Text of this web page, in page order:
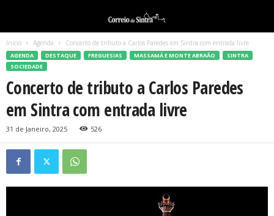
Início Agenda Concerto de tributo a Carlos Paredes em Sintra com entrada livre
AGENDA DESTAQUE FREGUESIAS MASSAMÁ E MONTE ABRAÃO
SINTRA
SOCIEDADE
Concerto de tributo a Carlos Paredes
em Sintra com entrada livre
31 de Janeiro, 2025 526